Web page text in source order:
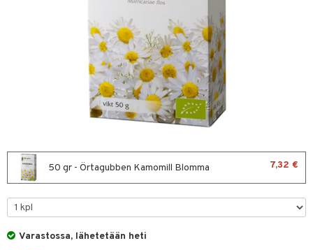
50 gr - Örtagubben Kamomill Blomma 7,32 €
Varastossa, lähetetään heti